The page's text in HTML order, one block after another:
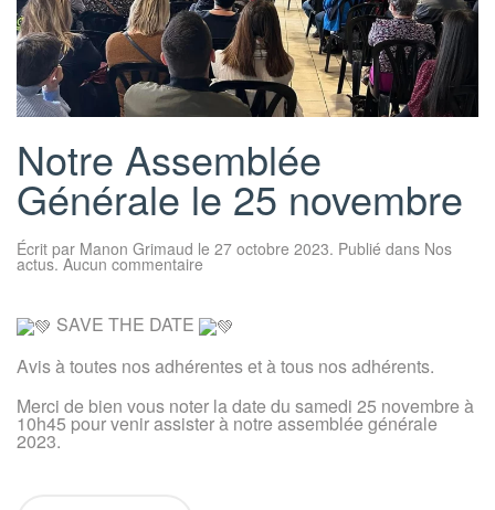
Notre Assemblée
Générale le 25 novembre
Écrit par Manon Grimaud le 27 octobre 2023. Publié dans Nos
actus. Aucun commentaire
le
25
novembre
SAVE THE DATE
Avis à toutes nos adhérentes et à tous nos adhérents.
Merci de bien vous noter la date du samedi 25 novembre à
10h45 pour venir assister à notre assemblée générale
2023.